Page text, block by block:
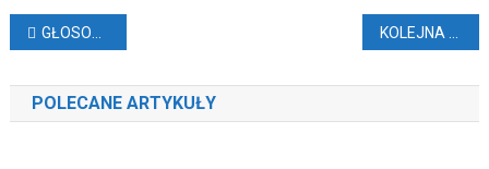
Nawigacja
wpisu
GŁOSOWANIE POLAKÓW NA KANARACH – PIS STRACIŁ WIĘKSZOŚĆ (AKTUALIZACJA)
POLECANE ARTYKUŁY